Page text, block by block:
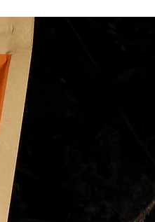
dès